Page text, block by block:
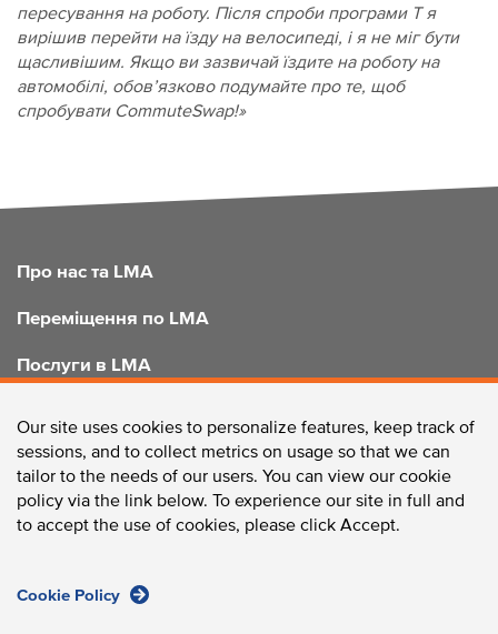
пересування на роботу. Після спроби програми T я
вирішив перейти на їзду на велосипеді, і я не міг бути
щасливішим. Якщо ви зазвичай їздите на роботу на
автомобілі, обов’язково подумайте про те, щоб
спробувати CommuteSwap!»
FOOTER
Про нас та LMA
Переміщення по LMA
Послуги в LMA
ЗВ'ЯЖІТЬСЯ З НАМИ
Our site uses cookies to personalize features, keep track of
sessions, and to collect metrics on usage so that we can
tailor to the needs of our users. You can view our cookie
policy via the link below. To experience our site in full and
to accept the use of cookies, please click Accept.
Cookie Policy